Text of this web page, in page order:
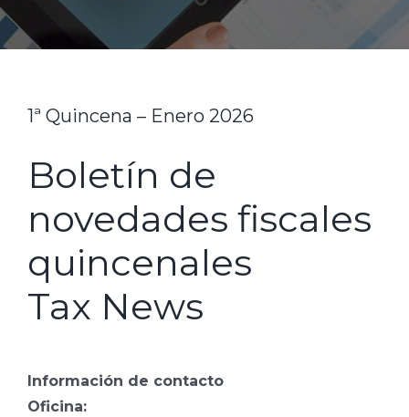
1ª Quincena – Enero 2026
Boletín de
novedades fiscales
quincenales
Tax News
Información de contacto
Oficina: